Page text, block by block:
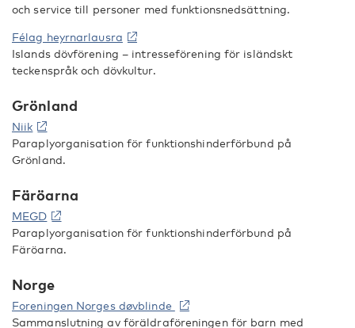
och service till personer med funktionsnedsättning.
Félag heyrnarlausra
Islands dövförening – intresseförening för isländskt
teckenspråk och dövkultur.
Grönland
Niik
Paraplyorganisation för funktionshinderförbund på
Grönland.
Färöarna
MEGD
Paraplyorganisation för funktionshinderförbund på
Färöarna.
Norge
Foreningen Norges døvblinde
Sammanslutning av föräldraföreningen för barn med